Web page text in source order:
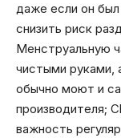
даже если он
снизить риск
Менструальную
чистыми руками,
обычно моют и
производителя;
важность